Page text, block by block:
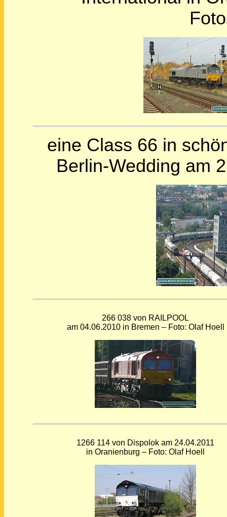
eine Class 66 in
Berlin-Wedding am
266 038 von RAILPOOL
am 04.06.2010 in Bremen – Foto: Olaf Hoell
1266 114 von Dispolok am 24.04.2011
in Oranienburg – Foto: Olaf Hoell